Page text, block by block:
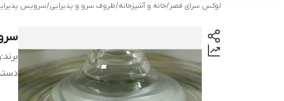
لوکس سرای قصر/خانه و آشپزخانه/ظروف سرو و پذیرایی/سرویس
سرویس
برند: